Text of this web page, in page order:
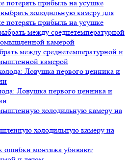
холодильную камеру для
потерять прибыль на усушке
между среднетемпературной и
камерой
Ловушка первого ценника и
холодильную камеру на